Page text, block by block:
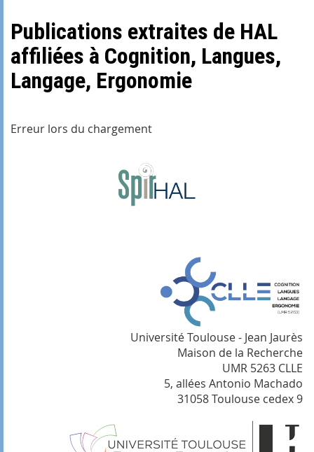
Publications extraites de HAL
affiliées à Cognition, Langues,
Langage, Ergonomie
Erreur lors du chargement
Université Toulouse - Jean Jaurès
Maison de la Recherche
UMR 5263 CLLE
5, allées Antonio Machado
31058 Toulouse cedex 9